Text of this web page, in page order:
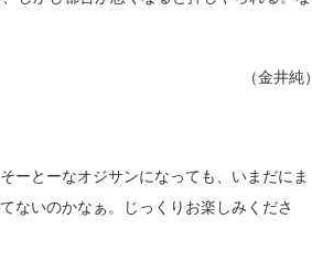
（金井純）
ーとーなオジサンになっても、いまだにま
ないのかなぁ。じっくりお楽しみくださ